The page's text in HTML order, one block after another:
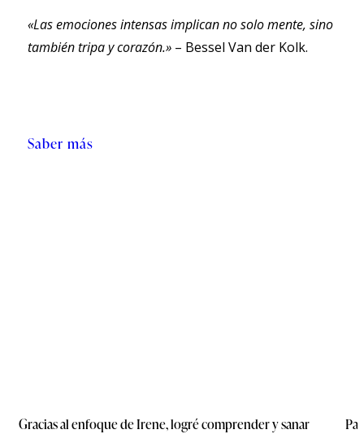
«Las emociones intensas implican no solo mente, sino
también tripa y corazón.»– Bessel Van der Kolk.
Saber más
Gracias al enfoque de Irene, logré comprender y sanar